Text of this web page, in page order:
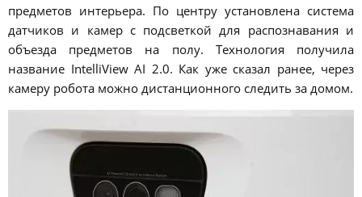
предметов интерьера. По центру установлена система
датчиков и камер с подсветкой для распознавания и
объезда предметов на полу. Технология получила
название IntelliView AI 2.0. Как уже сказал ранее, через
камеру робота можно дистанционного следить за домом.